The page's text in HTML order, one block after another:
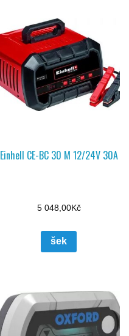
Einhell CE-BC 30 M 12/24V 30A
5 048,00Kč
šek